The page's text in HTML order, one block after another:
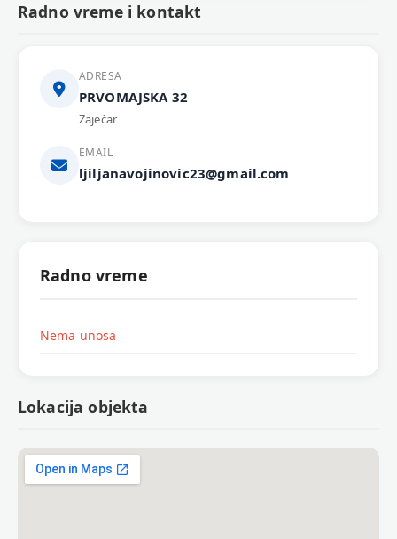
Radno vreme i kontakt
ADRESA
PRVOMAJSKA 32
Zaječar
EMAIL
ljiljanavojinovic23@gmail.com
Radno vreme
Nema unosa
Lokacija objekta